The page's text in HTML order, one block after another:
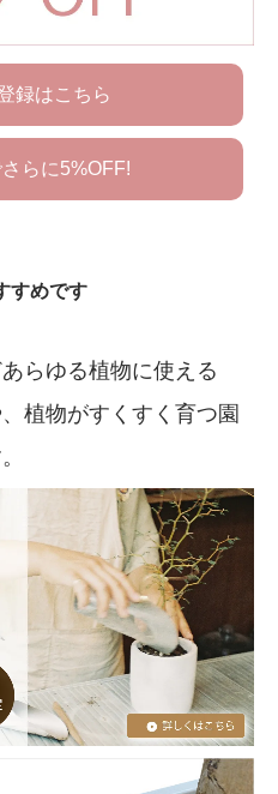
録はこちら
らに5%OFF!
すめです
らゆる植物に使える
植物がすくすく育つ園